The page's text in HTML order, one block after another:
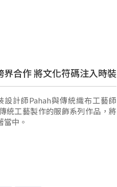
界合作 將文化符碼注入時裝
計師Pahah與傳統織布工藝師
統工藝製作的服飾系列作品，將
中。